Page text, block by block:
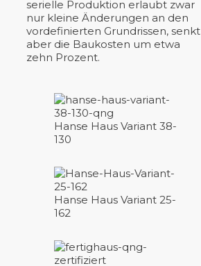
serielle Produktion erlaubt zwar
nur kleine Änderungen an den
vordefinierten Grundrissen, senkt
aber die Baukosten um etwa
zehn Prozent.
Hanse Haus Variant 38-
130
Hanse Haus Variant 25-
162